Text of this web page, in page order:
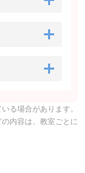
る場合があります。
内容は、教室ごとに